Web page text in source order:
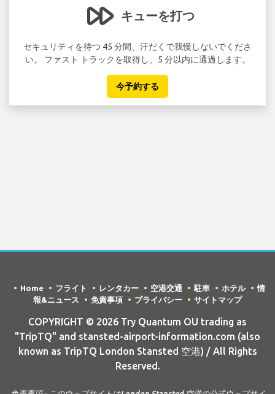
キューを打つ
セキュリティを待つ 45 分間、汗だくで我慢しないでくださ
い。 ファスト トラックを取得し、5 分以内に通過します。
今予約する
Home フライト レンタカー 空港交通 駐車 ホテル
情
報&ニュース
免責事項 プライバシー サイトマップ
COPYRIGHT © 2026 Try Quantum OU trading as
"TripTQ" and stansted-airport-information.com (also
known as TripTQ London Stansted 空港) / All Rights
Reserved.